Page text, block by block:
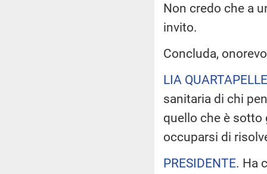
Non credo che a
invito.
Concluda,
LIA
sanitaria di chi
quello che è
occuparsi di
PRESIDENTE. Ha